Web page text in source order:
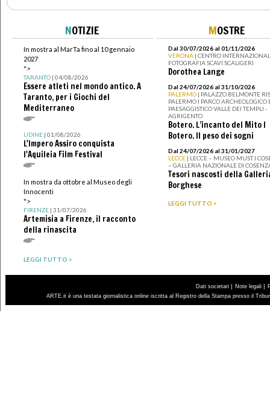
NOTIZIE
In mostra al MarTa fino al 10 gennaio
2027
">
TARANTO| 04/08/2026
Essere atleti nel mondo antico. A
Taranto, per i Giochi del
Mediterraneo
UDINE| 01/08/2026
L'Impero Assiro conquista
l'Aquileia Film Festival
In mostra da ottobre al Museo degli
Innocenti
">
FIRENZE| 31/07/2026
Artemisia a Firenze, il racconto
della rinascita
LEGGI TUTTO >
MOSTRE
Dal 30/07/2026 al 01/11/2026
VERONA | CENTRO
FOTOGRAFIA SCAVI SCALIGERI
Dorothea Lange
Dal 24/07/2026 al 31/10/2026
PALERMO | PALAZZO BELMONTE
PALERMO I PARCO ARCHEOLOGICO
PAESAGGISTICO VALLE DEI TEMPLI -
AGRIGENTO
Botero. L’incanto del Mito I
Botero. Il peso dei sogni
Dal 24/07/2026 al 31/01/2027
LECCE | LECCE – MUSEO MUST I
– GALLERIA NAZIONALE DI
Tesori nascosti della
Borghese
LEGGI TUTTO >
Dati societari | Note legali |
ARTE.it è una testata giornalistica online iscritta al Registro della Stampa presso il